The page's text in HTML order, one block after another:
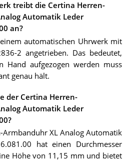
treibt die Certina Herren-
Automatik Leder
an?
automatischen Uhrwerk mit
2 angetrieben. Das bedeutet,
Hand aufgezogen werden muss
genau hält.
der Certina Herren-
Automatik Leder
Armbanduhr XL Analog Automatik
hat einen Durchmesser
Höhe von 11,15 mm und bietet